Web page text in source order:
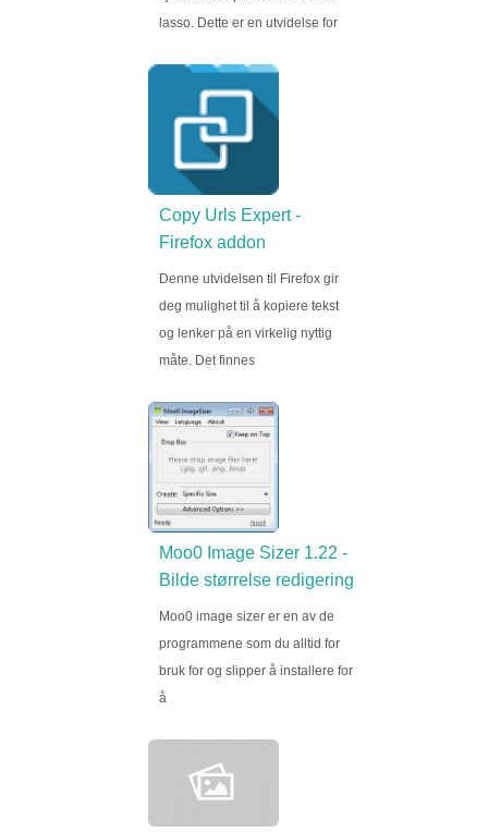
lasso. Dette er en utvidelse for
Copy Urls Expert -
Firefox addon
Denne utvidelsen til Firefox gir
deg mulighet til å kopiere tekst
og lenker på en virkelig nyttig
måte. Det finnes
Moo0 Image Sizer 1.22 -
Bilde størrelse redigering
Moo0 image sizer er en av de
programmene som du alltid for
bruk for og slipper å installere for
å